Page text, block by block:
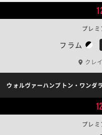
フラム
プレ
クレ
ウォルヴァーハンプトン・ワンダ
プレ